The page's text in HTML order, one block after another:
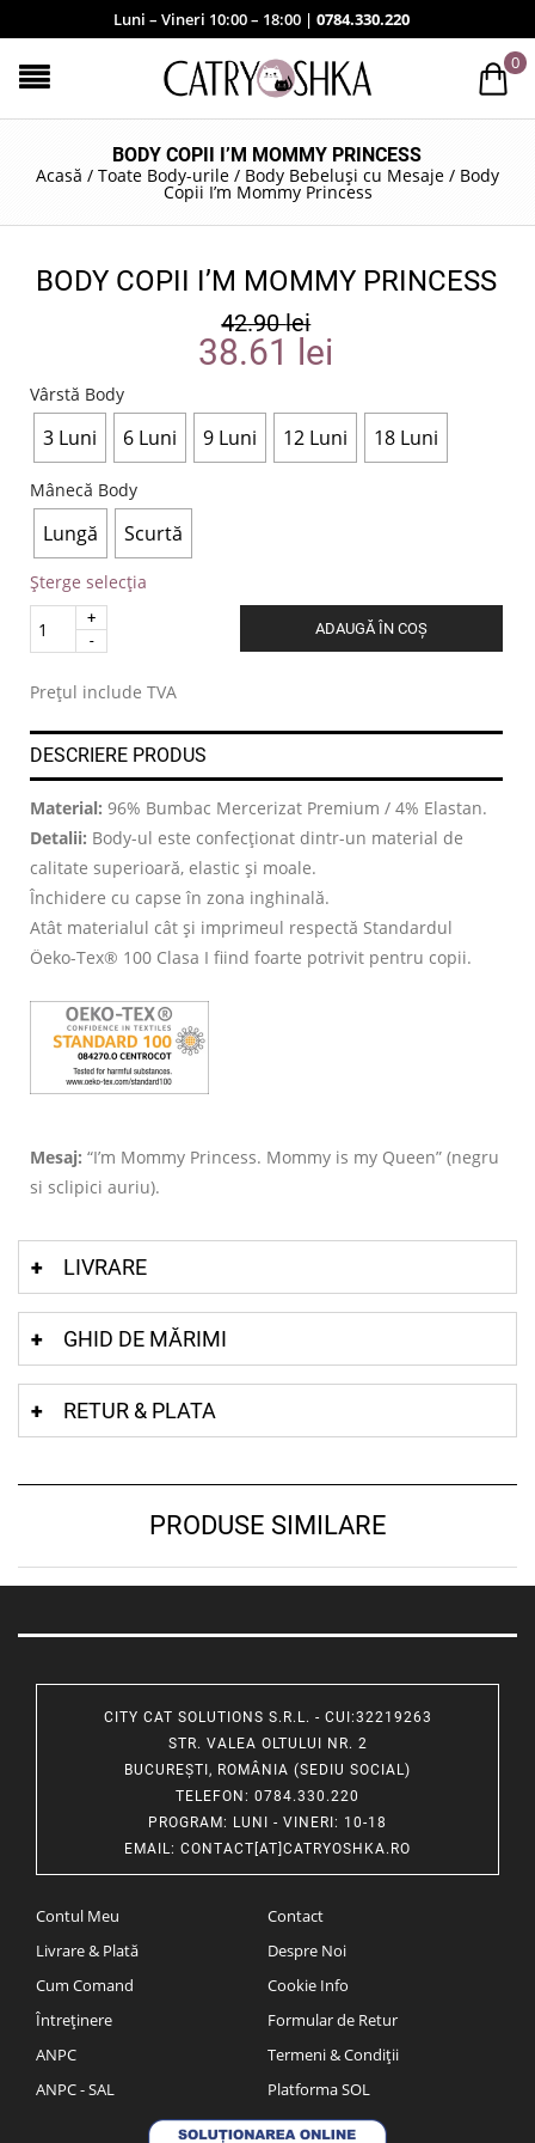
Luni – Vineri 10:00 – 18:00 | 0784.330.220
0
BODY COPII I’M MOMMY PRINCESS
Acasă / Toate Body-urile / Body Bebeluși cu Mesaje / Body
Copii I’m Mommy Princess
BODY COPII I’M MOMMY PRINCESS
42.90lei
38.61 lei
Vârstă Body
3 Luni 6 Luni 9 Luni 12 Luni 18 Luni
Mânecă Body
Lungă Scurtă
Șterge selecția
Quantity
ADAUGĂ ÎN COȘ
Prețul include TVA
DESCRIERE PRODUS
Material: 96% Bumbac Mercerizat Premium / 4% Elastan.
Detalii: Body-ul este confecționat dintr-un material de
calitate superioară, elastic și moale.
Închidere cu capse în zona inghinală.
Atât materialul cât și imprimeul respectă Standardul
Öeko-Tex® 100 Clasa I fiind foarte potrivit pentru copii.
Mesaj: “I’m Mommy Princess. Mommy is my Queen” (negru
si sclipici auriu).
LIVRARE
GHID DE MĂRIMI
RETUR & PLATA
PRODUSE SIMILARE
CITY CAT SOLUTIONS S.R.L. - CUI:32219263
STR. VALEA OLTULUI NR. 2
BUCUREȘTI, ROMÂNIA (SEDIU SOCIAL)
TELEFON : 0784.330.220
PROGRAM: LUNI - VINERI: 10-18
EMAIL: CONTACT[AT]CATRYOSHKA.RO
Contul Meu
Livrare & Plată
Cum Comand
Întreținere
ANPC
ANPC - SAL
Contact
Despre Noi
Cookie Info
Formular de Retur
Termeni & Condiții
Platforma SOL